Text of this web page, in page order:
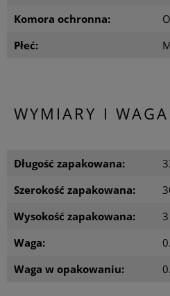
Komora ochronna:
Płeć:
WYMIARY I
Długość zapakowana:
Szerokość zapakowana:
Wysokość zapakowana:
Waga:
Waga w opakowaniu: